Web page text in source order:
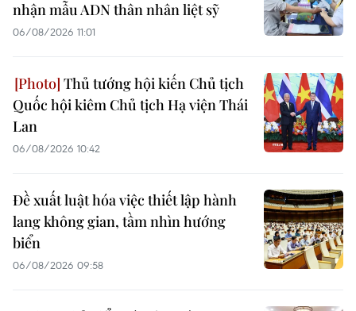
nhận mẫu ADN thân nhân liệt sỹ
06/08/2026 11:01
Thủ tướng hội kiến Chủ tịch
Quốc hội kiêm Chủ tịch Hạ viện Thái
Lan
06/08/2026 10:42
Đề xuất luật hóa việc thiết lập hành
lang không gian, tầm nhìn hướng
biển
06/08/2026 09:58